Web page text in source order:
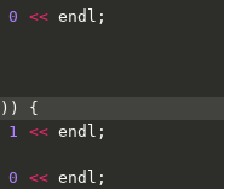
0 << endl ;
) )
{
1 << endl ;
0 << endl ;